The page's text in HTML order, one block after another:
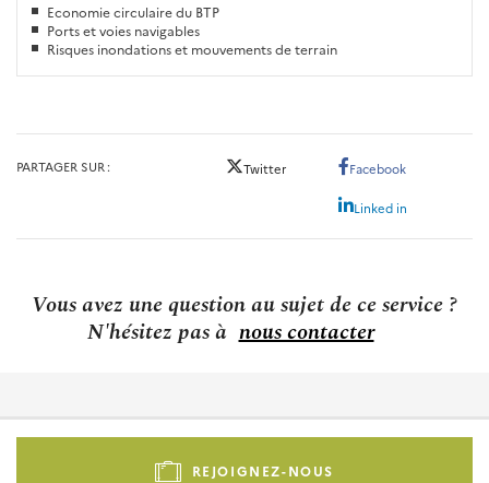
Economie circulaire du BTP
Ports et voies navigables
Risques inondations et mouvements de terrain
PARTAGER SUR Twitter Facebook
Linked in
Vous avez une question au sujet de ce service ?
N'hésitez pas à nous contacter
Pied
REJOIGNEZ-NOUS